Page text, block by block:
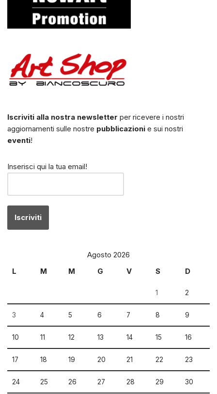
Iscriviti alla nostra newsletter per ricevere i nostri
aggiornamenti sulle nostre pubblicazioni e sui nostri
eventi!
Inserisci qui la tua email!
Agosto 2026
L
M M G V S D
1 2
3 4 5 6 7 8 9
10 11 12 13 14 15 16
17 18 19 20 21 22 23
24 25 26 27 28 29 30